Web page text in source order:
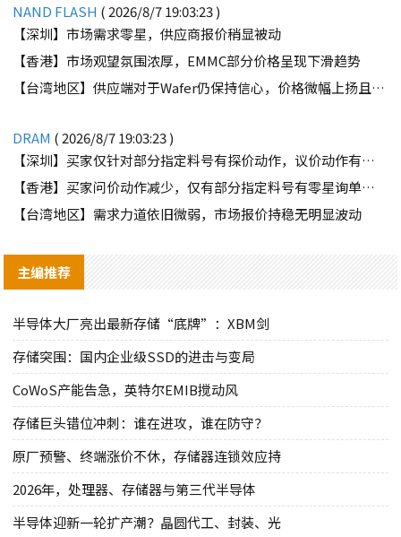
NAND FLASH ( 2026/8/7 19:03:23 )
【深圳】市场需求零星，供应商报价稍显被动
【香港】市场观望氛围浓厚，EMMC部分价格呈现下滑趋势
【台湾地区】供应端对于Wafer仍保持信心，价格微幅上扬且惜售态度不变
DRAM ( 2026/8/7 19:03:23 )
【深圳】买家仅针对部分指定料号有探价动作，议价动作有所减少
【香港】买家问价动作减少，仅有部分指定料号有零星询单动作
【台湾地区】需求力道依旧微弱，市场报价持稳无明显波动
主编推荐
半导体大厂亮出最新存储“底牌”：XBM剑
存储突围：国内企业级SSD的进击与变局
CoWoS产能告急，英特尔EMIB搅动风
存储巨头错位冲刺：谁在进攻，谁在防守？
原厂预警、终端涨价不休，存储器连锁效应持
2026年，处理器、存储器与第三代半导体
半导体迎新一轮扩产潮？晶圆代工、封装、光